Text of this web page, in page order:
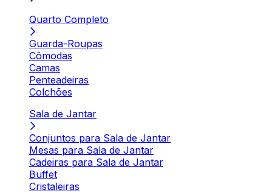
Quarto Completo
Guarda-Roupas
Cômodas
Camas
Penteadeiras
Colchões
Sala de Jantar
Conjuntos para Sala de Jantar
Mesas para Sala de Jantar
Cadeiras para Sala de Jantar
Buffet
Cristaleiras